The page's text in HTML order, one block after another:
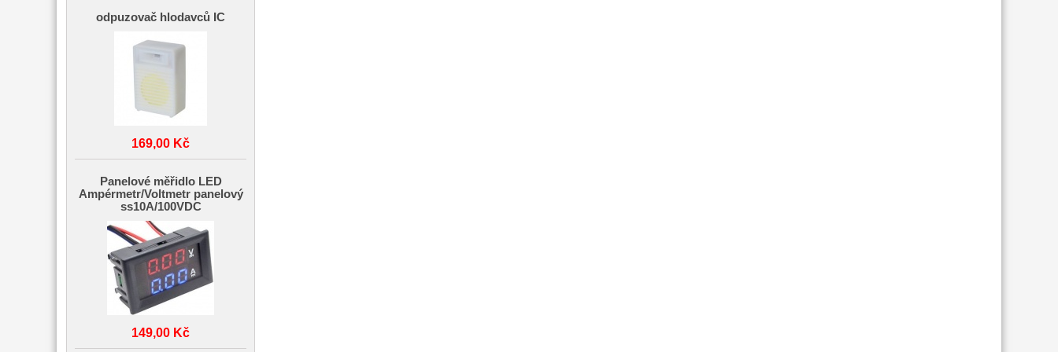
odpuzovač hlodavců IC
169,00 Kč
Panelové měřidlo LED
Ampérmetr/Voltmetr panelový
ss10A/100VDC
149,00 Kč